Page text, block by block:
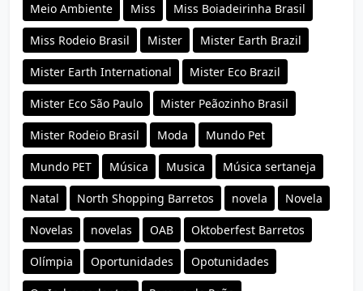
Meio Ambiente Miss Miss Boiadeirinha Brasil
Miss Rodeio Brasil Mister Mister Earth Brazil
Mister Earth International Mister Eco Brazil
Mister Eco São Paulo Mister Peãozinho Brasil
Mister Rodeio Brasil Moda Mundo Pet
Mundo PET Música Musica Música sertaneja
Natal North Shopping Barretos novela Novela
Novelas novelas OAB Oktoberfest Barretos
Olímpia Oportunidades Opotunidades